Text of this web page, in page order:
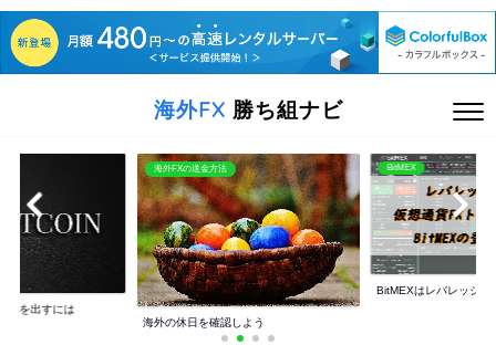
海外FX 勝ち組ナビ
益を出すには
海外FXの送金方法
海外の休日を確認しよう
BitMEX
BitMEXはレバレッジ